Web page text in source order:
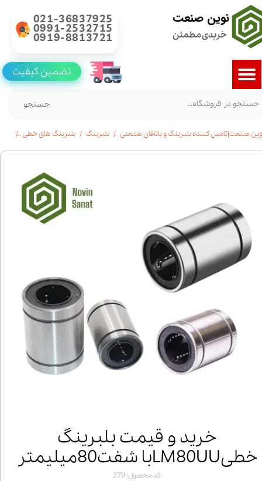
نوین صنعت
خریدی مطمئن
021-36837925
0991-2532715
0919-8813721
جستجو
تضمین کیفیت
صنعت|تامین کننده بلبرینگ و یاتاقان صنعتی بلبرینگ بلبرینگ های خطی
خرید و قیمت بلبرینگ
خطیLM80UUبا شفت80میلیمتر
کد محصول: 279